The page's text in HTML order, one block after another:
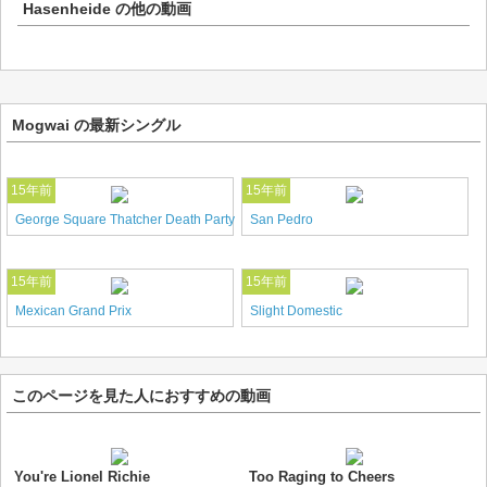
Hasenheide の他の動画
Mogwai の最新シングル
15年前
George Square Thatcher Death Party
15年前
San Pedro
15年前
Mexican Grand Prix
15年前
Slight Domestic
このページを見た人におすすめの動画
You're Lionel Richie Too Raging to Cheers